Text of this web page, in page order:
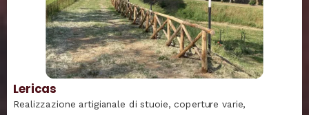
Lericas
Realizzazione artigianale di stuoie, coperture varie,